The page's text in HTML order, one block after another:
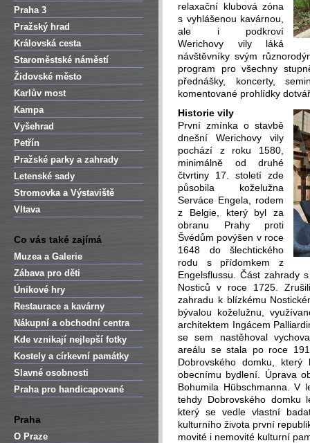
Praha 3
Pražský hrad
Královská cesta
Staroměstské náměstí
Židovské město
Karlův most
Kampa
Vyšehrad
Petřín
Pražské parky a zahrady
Letenské sady
Stromovka a Výstaviště
Vltava
Co vás také zajímá
Muzea a Galerie
Zábava pro děti
Únikové hry
Restaurace a kavárny
Nákupní a obchodní centra
Kde vznikají nejlepší fotky
Kostely a církevní památky
Slavné osobnosti
Praha pro handicapované
Praha
O Praze
relaxační klubová zóna
s vyhlášenou kavárnou,
ale i podkroví
Werichovy vily láká
návštěvníky svým
program pro všechny
přednášky, koncerty,
komentované prohlídky
Historie vily
První zmínka o stavbě
dnešní Werichovy vily
pochází z roku 1580,
minimálně od druhé
čtvrtiny 17. století zde
působila koželužna
Serváce Engela, rodem
z Belgie, který byl za
obranu Prahy proti
Švédům povýšen v roce
1648 do šlechtického
rodu s přídomkem z
Engelsflussu. Část zahrady
Nosticů v roce 1725.
zahradu k blízkému
bývalou koželužnu,
architektem Ingácem
se sem nastěhoval
areálu se stala po roce
Dobrovského domku,
obecnímu bydlení. Úprava
Bohumila Hübschmanna. V
tehdy Dobrovského domku
který se vedle vlastní
kulturního života první
movité i nemovité kulturní